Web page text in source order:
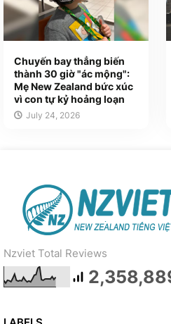
Chuyến bay thẳng biến
thành 30 giờ "ác mộng":
Mẹ New Zealand bức xúc
vì con tự kỷ hoảng loạn
July 24, 2026
Nzviet Total Reviews